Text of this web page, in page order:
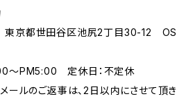
東京都世田谷区池尻2丁目30-12
～PM5:00 定休日：不定休
ールのご返事は、2日以内にさせて頂